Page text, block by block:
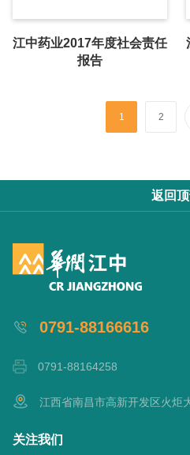
江中药业2017年度社会责任
报告
1 2
返回
0791-88166616
0791-88164258
江西省南昌市高新开发区火炬
关注我们